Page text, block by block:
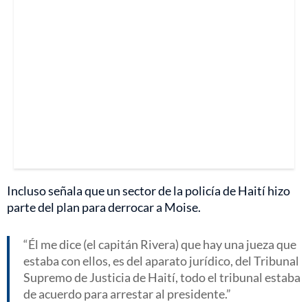
Incluso señala que un sector de la policía de Haití hizo
parte del plan para derrocar a Moise.
Él me dice (el capitán Rivera) que hay una jueza que
estaba con ellos, es del aparato jurídico, del Tribunal
Supremo de Justicia de Haití, todo el tribunal estaba
de acuerdo para arrestar al presidente.